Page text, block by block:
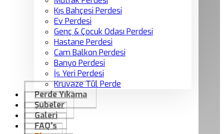
Kış Bahçesi Perdesi
Ev Perdesi
Genç & Çocuk Odası Perdesi
Hastane Perdesi
Cam Balkon Perdesi
Banyo Perdesi
İş Yeri Perdesi
Kruvaze Tül Perde
Perde Yıkama
Şubeler
Galeri
FAQ’s